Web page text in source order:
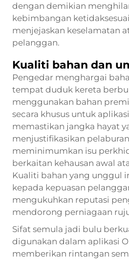
dengan demikian
kebimbangan
menjejaskan keselamatan
pelanggan.
Kualiti bahan dan
Pengedar menghargai
tempat duduk kereta
menggunakan bahan
secara khusus untuk
memastikan jangka hayat
menjustifikasikan
meminimumkan isu
berkaitan kehausan awal
Kualiti bahan yang unggul
kepada kepuasan
mengukuhkan reputasi
mendorong perniagaan
Sifat semula jadi bulu
digunakan dalam aplikasi
memberikan rintangan